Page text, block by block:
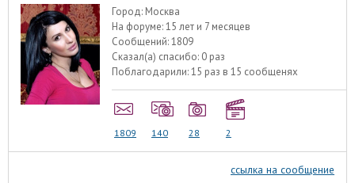
Город: Москва
На форуме:15 лет и 7 месяцев
Сообщений:1809
Сказал(а) спасибо: 0 раз
Поблагодарили:15 раз в 15 сообщенях
1809 140 28 2
ссылка на сообщение